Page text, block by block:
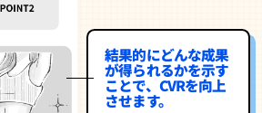
結果的にどんな成果
が得られるかを示す
ことで、CVRを向上
させます。